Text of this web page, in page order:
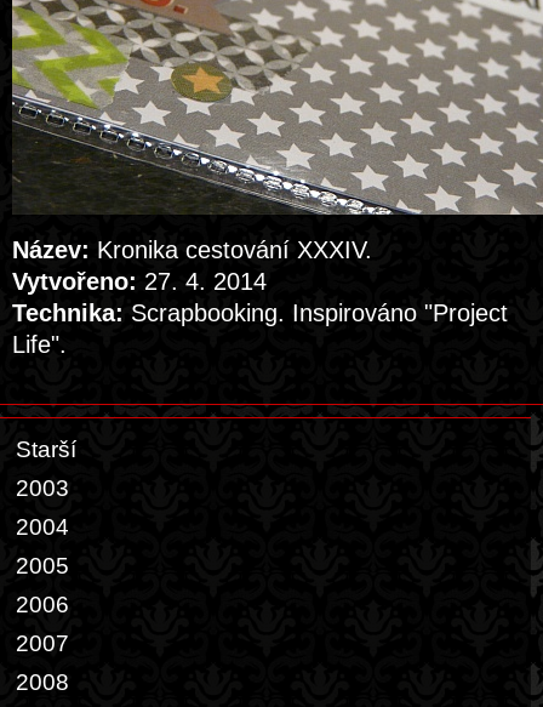
Název: Kronika cestování XXXIV.
Vytvořeno: 27. 4. 2014
Technika: Scrapbooking. Inspirováno "Project
Life".
Starší
2003
2004
2005
2006
2007
2008